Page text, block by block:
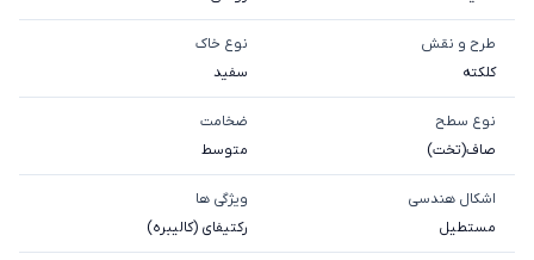
طرح و نقش
کلکته
نوع خاک
سفيد
نوع سطح
صاف(تخت)
ضخامت
متوسط
اشکال هندسی
مستطیل
ویژگی ها
رکتیفای (کالیبره)